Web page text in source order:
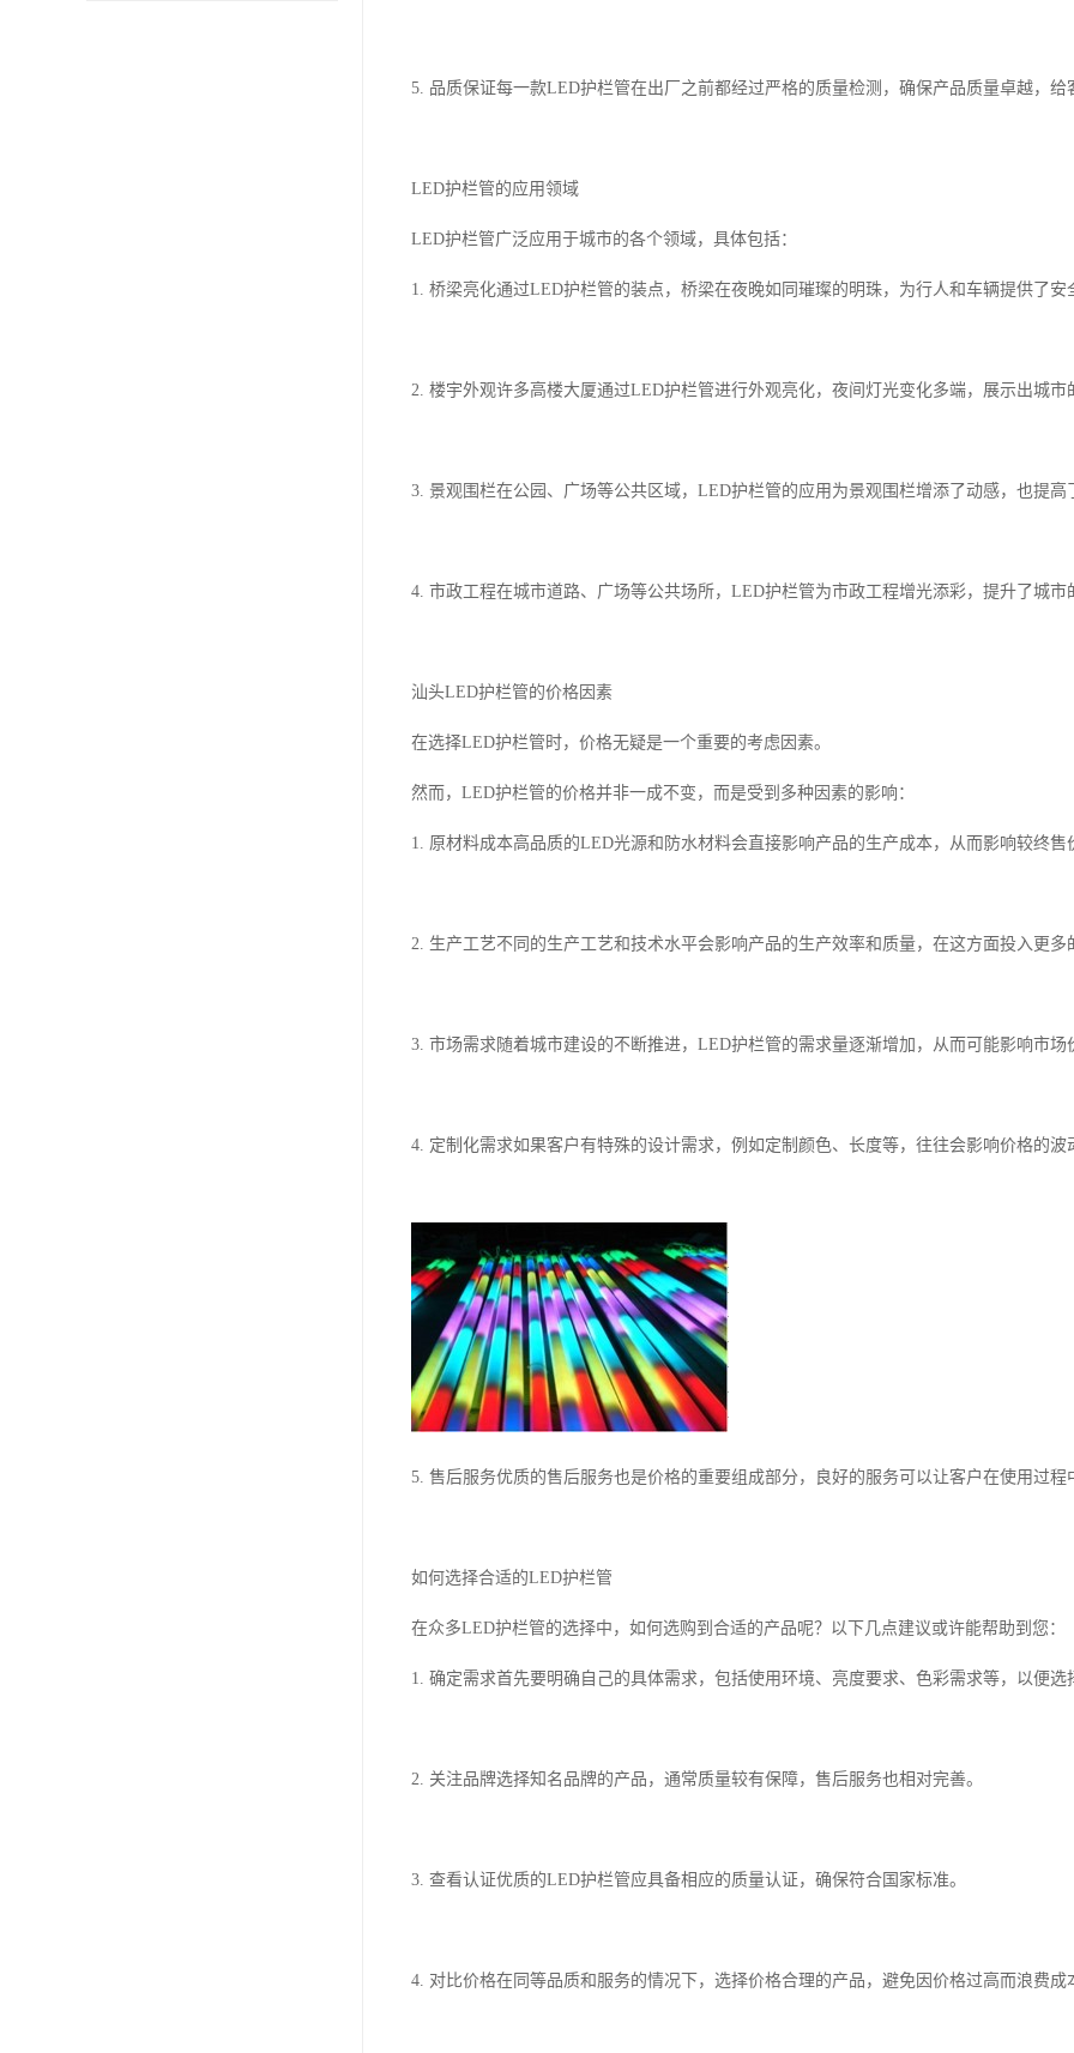
5. 品质保证每一款LED护栏管在出厂之前都经过严格的质量检测，确保产品质量卓越，
LED护栏管的应用领域
LED护栏管广泛应用于城市的各个领域，具体包括：
1. 桥梁亮化通过LED护栏管的装点，桥梁在夜晚如同璀璨的明珠，为行人和车辆提供了
2. 楼宇外观许多高楼大厦通过LED护栏管进行外观亮化，夜间灯光变化多端，展示出城市
3. 景观围栏在公园、广场等公共区域，LED护栏管的应用为景观围栏增添了动感，也提高
4. 市政工程在城市道路、广场等公共场所，LED护栏管为市政工程增光添彩，提升了城市
汕头LED护栏管的价格因素
在选择LED护栏管时，价格无疑是一个重要的考虑因素。
然而，LED护栏管的价格并非一成不变，而是受到多种因素的影响：
1. 原材料成本高品质的LED光源和防水材料会直接影响产品的生产成本，从而影响较终售
2. 生产工艺不同的生产工艺和技术水平会影响产品的生产效率和质量，在这方面投入更
3. 市场需求随着城市建设的不断推进，LED护栏管的需求量逐渐增加，从而可能影响市场
4. 定制化需求如果客户有特殊的设计需求，例如定制颜色、长度等，往往会影响价格的波
5. 售后服务优质的售后服务也是价格的重要组成部分，良好的服务可以让客户在使用过程
如何选择合适的LED护栏管
在众多LED护栏管的选择中，如何选购到合适的产品呢？以下几点建议或许能帮助到您：
1. 确定需求首先要明确自己的具体需求，包括使用环境、亮度要求、色彩需求等，以便选
2. 关注品牌选择知名品牌的产品，通常质量较有保障，售后服务也相对完善。
3. 查看认证优质的LED护栏管应具备相应的质量认证，确保符合国家标准。
4. 对比价格在同等品质和服务的情况下，选择价格合理的产品，避免因价格过高而浪费成